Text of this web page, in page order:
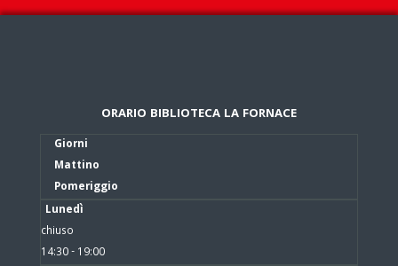
ORARIO BIBLIOTECA LA FORNACE
Giorni
Mattino
Pomeriggio
Lunedì
chiuso
14:30 - 19:00